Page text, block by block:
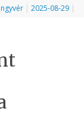
| 2025-08-29 |